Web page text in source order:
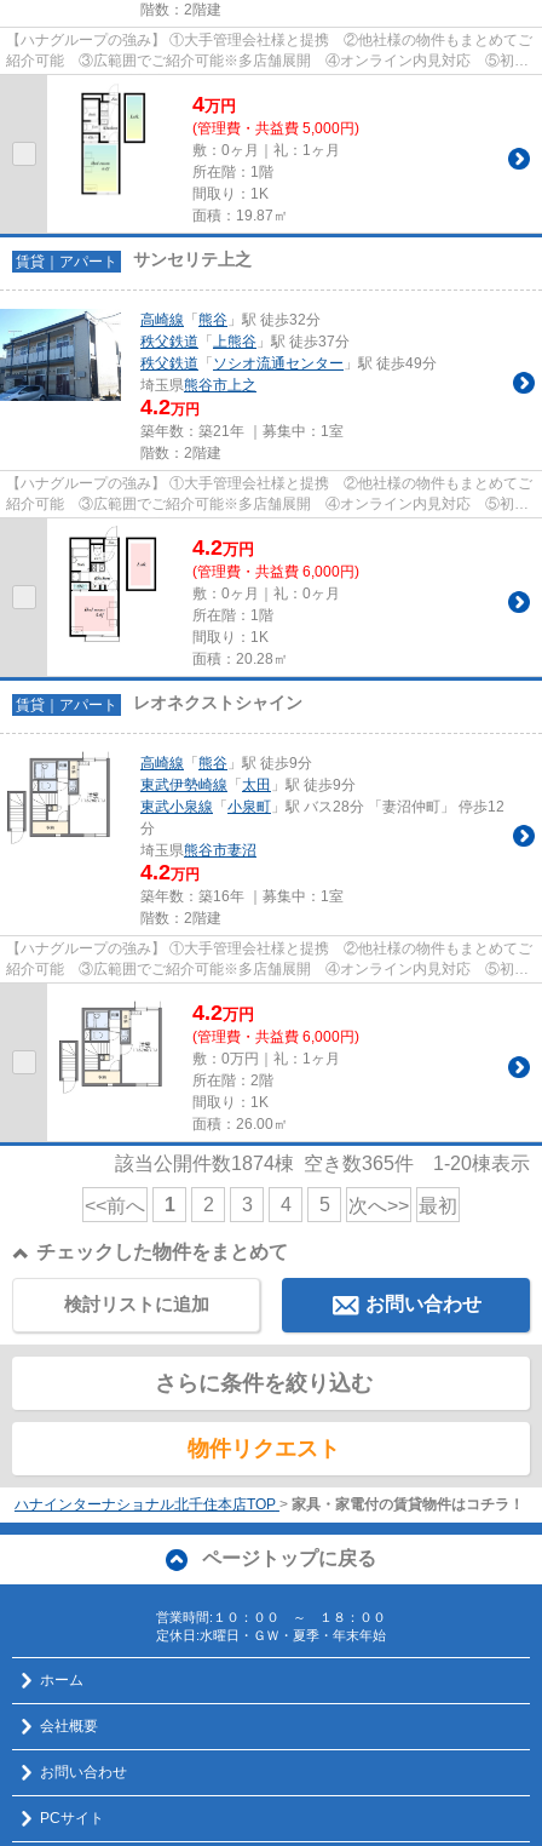
階数：2階建
【ハナグループの強み】 ①大手管理会社様と提携 ②他社様の物件もまとめてご
紹介可能 ③広範囲でご紹介可能※多店舗展開 ④オンライン内見対応 ⑤初期
4万円
(管理費・共益費 5,000円)
敷：0ヶ月｜礼：1ヶ月
所在階：1階
間取り：1K
面積：19.87㎡
賃貸｜アパート サンセリテ上之
高崎線 「 熊谷 」駅 徒歩32分
秩父鉄道 「 上熊谷 」駅 徒歩37分
秩父鉄道 「 ソシオ流通センター 」駅 徒歩49分
埼玉県熊谷市上之
4.2万円
築年数：築21年 ｜募集中： 1室
階数：2階建
【ハナグループの強み】 ①大手管理会社様と提携 ②他社様の物件もまとめてご
紹介可能 ③広範囲でご紹介可能※多店舗展開 ④オンライン内見対応 ⑤初期
費用クレジット決済対応 【お部屋...
4.2万円
(管理費・共益費 6,000円)
敷：0ヶ月｜礼：0ヶ月
所在階：1階
間取り：1K
面積：20.28㎡
賃貸｜アパート レオネクストシャイン
高崎線 「 熊谷 」駅 徒歩9分
東武伊勢崎線 「 太田 」駅 徒歩9分
東武小泉線 「 小泉町 」駅 バス28分 「妻沼仲町」 停歩12
分
埼玉県熊谷市妻沼
4.2万円
築年数：築16年 ｜募集中： 1室
階数：2階建
【ハナグループの強み】 ①大手管理会社様と提携 ②他社様の物件もまとめてご
紹介可能 ③広範囲でご紹介可能※多店舗展開 ④オンライン内見対応 ⑤初期
4.2万円
(管理費・共益費 6,000円)
敷：0万円｜礼：1ヶ月
所在階：2階
間取り：1K
面積：26.00㎡
該当公開件数1874棟 空き数365件 1-20棟表示
<<前へ 1 2 3 4 5 次へ>> 最初
チェックした物件をまとめて
お問い合わせ
検討リストに追加
さらに条件を絞り込む
物件リクエスト
ハナインターナショナル北千住本店TOP > 家具・家電付の賃貸物件はコチラ！
ページトップに戻る
営業時間:１０：００ ～ １８：００
定休日:水曜日・ＧＷ・夏季・年末年始
ホーム
会社概要
お問い合わせ
PCサイト